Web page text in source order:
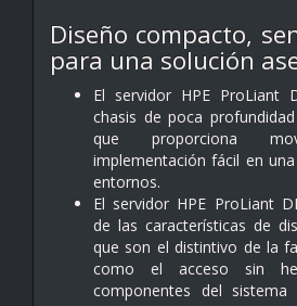
Diseño compacto,
para una solución
El servidor HPE ProLiant
chasis de poca
que proporciona
implementación fácil en
entornos.
El servidor HPE ProLiant
de las características de
que son el distintivo de la
como el acceso sin
componentes del